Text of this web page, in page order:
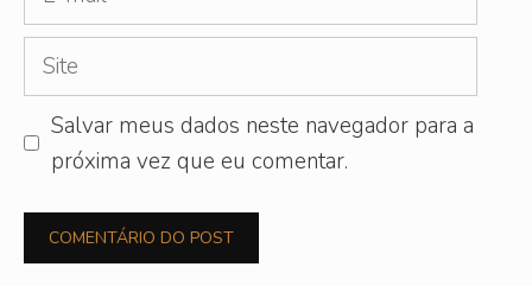
mail
Site
Salvar meus dados neste navegador para a
próxima vez que eu comentar.